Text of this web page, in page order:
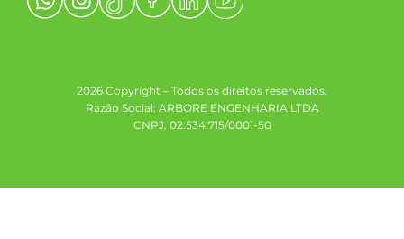
2026 Copyright – Todos os direitos reservados.
Razão Social: ARBORE ENGENHARIA LTDA
CNPJ: 02.534.715/0001-50